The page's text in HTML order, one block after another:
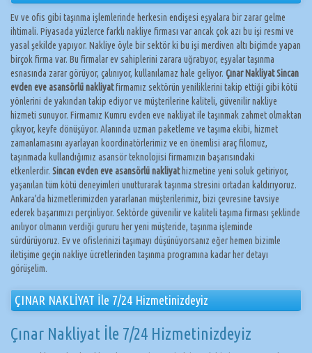
Ev ve ofis gibi taşınma işlemlerinde herkesin endişesi eşyalara bir zarar gelme
ihtimali. Piyasada yüzlerce farklı nakliye firması var ancak çok azı bu işi resmi ve
yasal şekilde yapıyor. Nakliye öyle bir sektör ki bu işi merdiven altı biçimde yapan
birçok firma var. Bu firmalar ev sahiplerini zarara uğratıyor, eşyalar taşınma
esnasında zarar görüyor, çalınıyor, kullanılamaz hale geliyor. Çınar Nakliyat Sincan
evden eve asansörlü nakliyatfirmamız sektörün yeniliklerini takip ettiği gibi kötü
yönlerini de yakından takip ediyor ve müşterilerine kaliteli, güvenilir nakliye
hizmeti sunuyor. Firmamız Kumru evden eve nakliyat ile taşınmak zahmet olmaktan
çıkıyor, keyfe dönüşüyor. Alanında uzman paketleme ve taşıma ekibi, hizmet
zamanlamasını ayarlayan koordinatörlerimiz ve en önemlisi araç filomuz,
taşınmada kullandığımız asansör teknolojisi firmamızın başarısındaki
etkenlerdir. Sincan evden eve asansörlü nakliyathizmetine yeni soluk getiriyor,
yaşanılan tüm kötü deneyimleri unutturarak taşınma stresini ortadan kaldırıyoruz.
Ankara’da hizmetlerimizden yararlanan müşterilerimiz, bizi çevresine tavsiye
ederek başarımızı perçinliyor. Sektörde güvenilir ve kaliteli taşıma firması şeklinde
anılıyor olmanın verdiği gururu her yeni müşteride, taşınma işleminde
sürdürüyoruz. Ev ve ofislerinizi taşımayı düşünüyorsanız eğer hemen bizimle
iletişime geçin nakliye ücretlerinden taşınma programına kadar her detayı
görüşelim.
ÇINAR NAKLİYAT İle 7/24 Hizmetinizdeyiz
Çınar Nakliyat İle 7/24 Hizmetinizdeyiz